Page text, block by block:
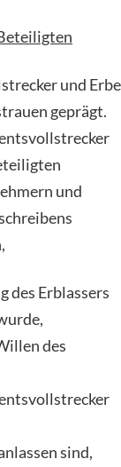
und Erbe
geprägt.
und
des Erblassers
des
sind,